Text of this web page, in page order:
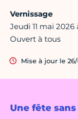
Une fête
Vernissage
Jeudi 11 mai
Ouvert à tous
Mise à jour le